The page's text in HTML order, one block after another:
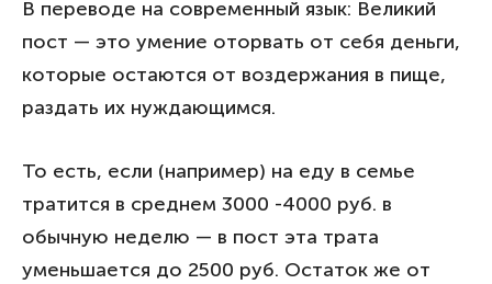
В переводе на современный язык: Великий
пост — это умение оторвать от себя деньги,
которые остаются от воздержания в пище,
раздать их нуждающимся.
То есть, если (например) на еду в семье
тратится в среднем 3000 -4000 руб. в
обычную неделю — в пост эта трата
уменьшается до 2500 руб. Остаток же от